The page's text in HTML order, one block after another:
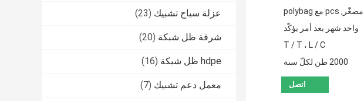
عزلة سياج تشبيك (23)
شرفة ظل شبكة (20)
hdpe ظل شبكة (16)
معمل دعم تشبيك (7)
واحد شهر بعد أمر يؤكّد
T / T ، L / C
2000 طن لكلّ سنة
اتصل